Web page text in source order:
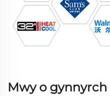
Mwy o gynnyrch